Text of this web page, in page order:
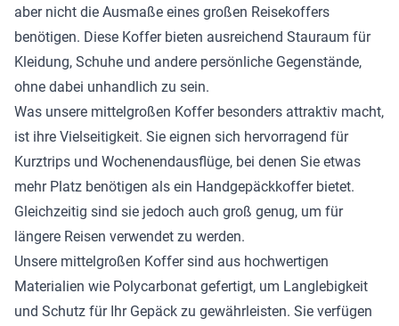
aber nicht die Ausmaße eines großen Reisekoffers
benötigen. Diese Koffer bieten ausreichend Stauraum für
Kleidung, Schuhe und andere persönliche Gegenstände,
ohne dabei unhandlich zu sein.
Was unsere mittelgroßen Koffer besonders attraktiv macht,
ist ihre Vielseitigkeit. Sie eignen sich hervorragend für
Kurztrips und Wochenendausflüge, bei denen Sie etwas
mehr Platz benötigen als ein Handgepäckkoffer bietet.
Gleichzeitig sind sie jedoch auch groß genug, um für
längere Reisen verwendet zu werden.
Unsere mittelgroßen Koffer sind aus hochwertigen
Materialien wie Polycarbonat gefertigt, um Langlebigkeit
und Schutz für Ihr Gepäck zu gewährleisten. Sie verfügen